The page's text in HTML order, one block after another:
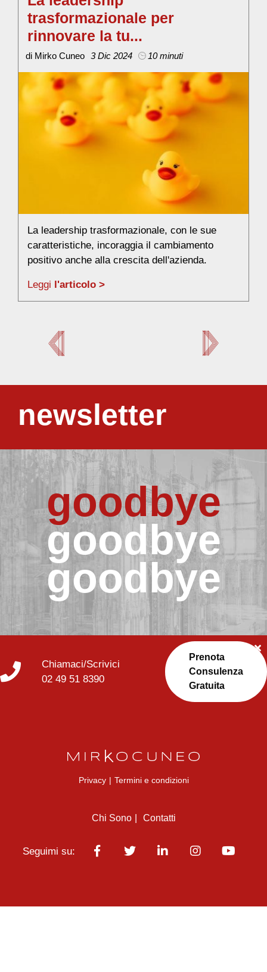
trasformazionale per
rinnovare la tu...
di Mirko Cuneo 3 Dic 2024 10 minuti
La leadership trasformazionale, con le sue
caratteristiche, incoraggia il cambiamento
positivo anche alla crescita dell'azienda.
Leggi l'articolo >
newsletter
goodbye
goodbye
goodbye
Chiamaci/Scrivici
02 49 51 8390
Prenota
Consulenza
Gratuita
Privacy | Termini e condizioni
Chi Sono Contatti
Seguimi su: